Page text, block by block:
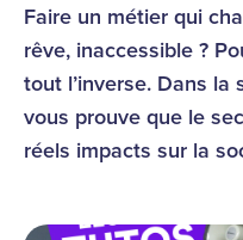
Faire un métier qui
rêve, inaccessible ?
tout l’inverse. Dans la
vous prouve que le
réels impacts sur la